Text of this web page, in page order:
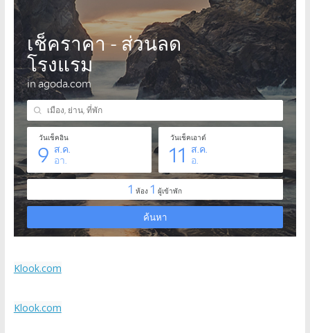
Klook.com
Klook.com